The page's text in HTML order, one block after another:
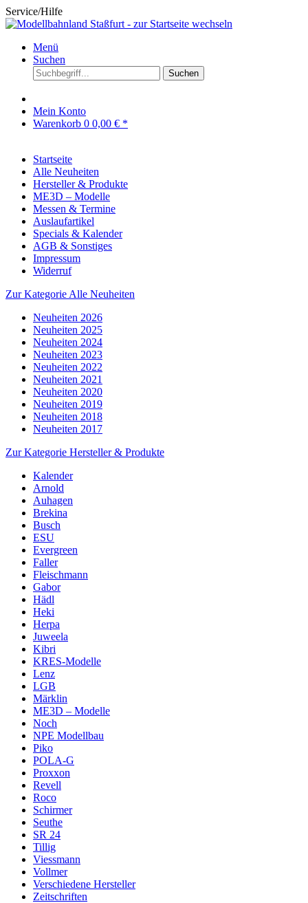
Service/Hilfe
Menü
Suchen
Suchen
Mein Konto
Warenkorb 0 0,00 € *
Startseite
Alle Neuheiten
Hersteller & Produkte
ME3D – Modelle
Messen & Termine
Auslaufartikel
Specials & Kalender
AGB & Sonstiges
Impressum
Widerruf
Zur Kategorie Alle Neuheiten
Neuheiten 2026
Neuheiten 2025
Neuheiten 2024
Neuheiten 2023
Neuheiten 2022
Neuheiten 2021
Neuheiten 2020
Neuheiten 2019
Neuheiten 2018
Neuheiten 2017
Zur Kategorie Hersteller & Produkte
Kalender
Arnold
Auhagen
Brekina
Busch
ESU
Evergreen
Faller
Fleischmann
Gabor
Hädl
Heki
Herpa
Juweela
Kibri
KRES-Modelle
Lenz
LGB
Märklin
ME3D – Modelle
Noch
NPE Modellbau
Piko
POLA-G
Proxxon
Revell
Roco
Schirmer
Seuthe
SR 24
Tillig
Viessmann
Vollmer
Verschiedene Hersteller
Zeitschriften